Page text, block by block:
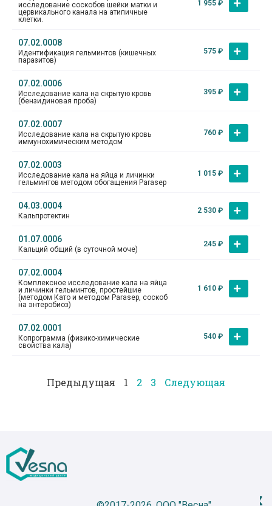
исследование соскобов шейки матки и
цервикального канала на атипичные
клетки.
1 955 ₽
07.02.0008
Идентификация гельминтов (кишечных
паразитов)
575 ₽
07.02.0006
Исследование кала на скрытую кровь
(бензидиновая проба)
395 ₽
07.02.0007
Исследование кала на скрытую кровь
иммунохимическим методом
760 ₽
07.02.0003
Исследование кала на яйца и личинки
гельминтов методом обогащения Parasep
1 015 ₽
04.03.0004
Кальпротектин
2 530 ₽
01.07.0006
Кальций общий (в суточной моче)
245 ₽
07.02.0004
Комплексное исследование кала на яйца
и личинки гельминтов, простейшие
(методом Като и методом Parasep, соскоб
на энтеробиоз)
1 610 ₽
07.02.0001
Копрограмма (физико-химические
свойства кала)
540 ₽
Предыдущая 1 2 3 Следующая